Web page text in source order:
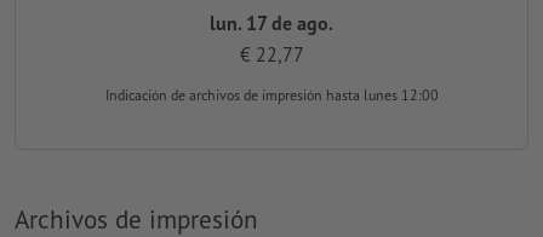
lun. 17 de ago.
€ 22,77
Indicación de archivos de impresión hasta lunes 12:00
Archivos de impresión